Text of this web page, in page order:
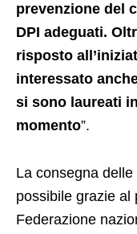
prevenzione del
DPI adeguati.
risposto
interessato
si sono laureati
momento”.
La consegna
possibile grazie al
Federazione